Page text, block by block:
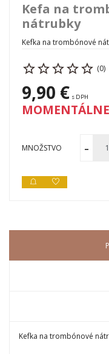
Kefa na
nátrubky
Kefka na trombónové
(0)
9,90 € s DPH
MNOŽSTVO
Kefka na trombónové